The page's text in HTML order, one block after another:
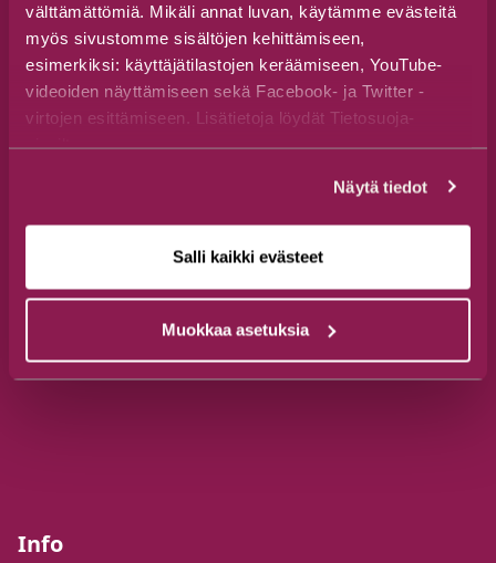
välttämättömiä. Mikäli annat luvan, käytämme evästeitä
myös sivustomme sisältöjen kehittämiseen,
esimerkiksi: käyttäjätilastojen keräämiseen, YouTube-
videoiden näyttämiseen sekä Facebook- ja Twitter -
virtojen esittämiseen. Lisätietoja löydät Tietosuoja-
sivuiltamme.
Näytä tiedot
Salli kaikki evästeet
Muokkaa asetuksia
+358 44 777 3250
visit(at)suomussalmi.fi
Seuraa meitä
ma-pe 9–16
Info